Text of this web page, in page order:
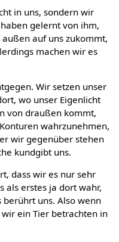
in uns, sondern wir
gelernt von ihm,
auf uns zukommt,
machen wir es
Wir setzen unser
wo unser Eigenlicht
von draußen kommt,
wahrzunehmen,
wir gegenüber stehen
kundgibt uns.
dass wir es nur sehr
als erstes ja dort wahr,
uns. Also wenn
ein Tier betrachten in